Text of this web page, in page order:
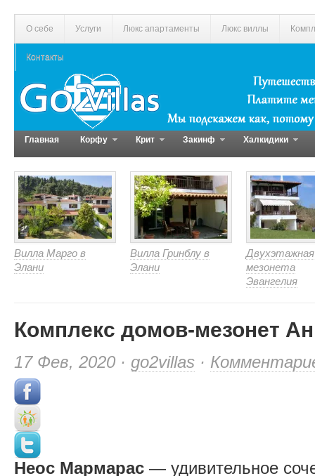
О себе Услуги Люкс апартаменты Люкс виллы
Контакты
Главная Корфу Крит Закинф Халкидики
Вилла Марго в
Элани
Вилла Гринблу в
Элани
Двухэтажная
мезонета
Эвангелия
Комплекс домов-мезонет
17 Фев, 2020 · go2villas ·
Неос Мармарас — удивительное